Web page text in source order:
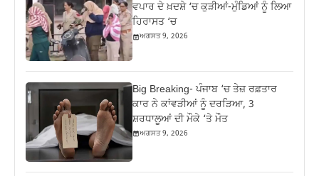
ਵਪਾਰ ਦੇ ਖ਼ਦਸ਼ੇ ‘ਚ ਕੁੜੀਆਂ-ਮੁੰਡਿਆਂ ਨੂੰ ਲਿਆ
ਹਿਰਾਸਤ ‘ਚ
ਅਗਸਤ 9, 2026
Big Breaking- ਪੰਜਾਬ ‘ਚ ਤੇਜ਼ ਰਫ਼ਤਾਰ
ਕਾਰ ਨੇ ਕਾਂਵੜੀਆਂ ਨੂੰ ਦਰੜਿਆ, 3
ਸ਼ਰਧਾਲੂਆਂ ਦੀ ਮੌਕੇ ‘ਤੇ ਮੌਤ
ਅਗਸਤ 9, 2026